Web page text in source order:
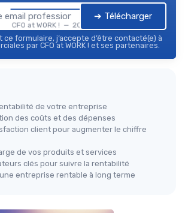
CFO at WORK ! — 2026
➔ Télécharger
ce formulaire, j’accepte d’être contacté(e) à
par CFO at WORK ! et ses partenaires.
de votre entreprise
des coûts et des dépenses
client pour augmenter le chiffre
de vos produits et services
clés pour suivre la rentabilité
entreprise rentable à long terme